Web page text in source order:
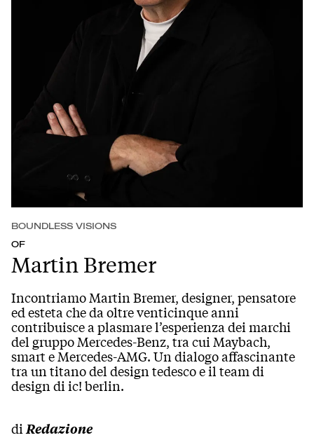
BOUNDLESS VISIONS
OF
Martin Bremer
Incontriamo Martin Bremer, designer, pensatore
ed esteta che da oltre venticinque anni
contribuisce a plasmare l’esperienza dei marchi
del gruppo Mercedes-Benz, tra cui Maybach,
smart e Mercedes-AMG. Un dialogo affascinante
tra un titano del design tedesco e il team di
design di ic! berlin.
di Redazione